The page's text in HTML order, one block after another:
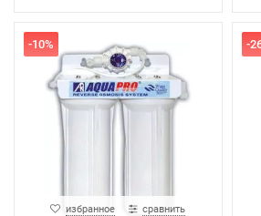
-10%
избранное сравнить
-